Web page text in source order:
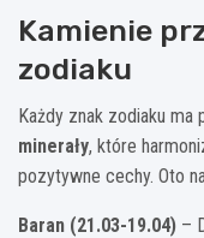
Kamienie
zodiaku
Każdy znak zodiaku ma
minerały, które
pozytywne cechy. Oto
Baran (21.03-19.04) –